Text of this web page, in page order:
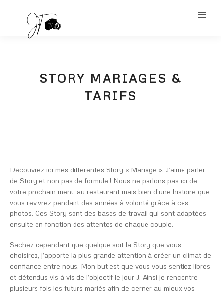
STORY MARIAGES &
TARIFS
Découvrez ici mes différentes Story « Mariage ». J’aime parler
de Story et non pas de formule ! Nous ne parlons pas ici de
votre prochain menu au restaurant mais bien d’une histoire que
vous revivrez pendant des années à volonté grâce à ces
photos. Ces Story sont des bases de travail qui sont adaptées
ensuite en fonction des attentes de chaque couple.
Sachez cependant que quelque soit la Story que vous
choisirez, j’apporte la plus grande attention à créer un climat de
confiance entre nous. Mon but est que vous vous sentiez libres
et détendus vis à vis de l’objectif le jour J. Ainsi je rencontre
plusieurs fois les futurs mariés afin de cerner au mieux vos